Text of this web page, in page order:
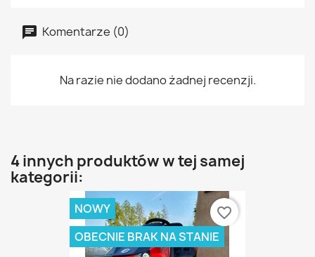
Komentarze (0)
Na razie nie dodano żadnej recenzji.
4 innych produktów w tej samej
kategorii:
NOWY
OBECNIE BRAK NA STANIE
favorite_border